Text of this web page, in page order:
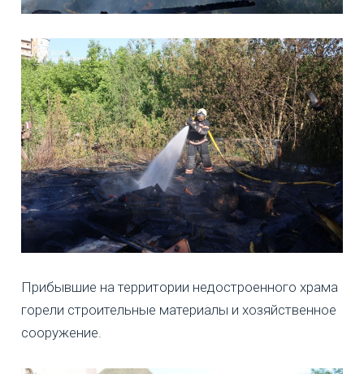
Прибывшие на территории недостроенного храма
горели строительные материалы и хозяйственное
сооружение.